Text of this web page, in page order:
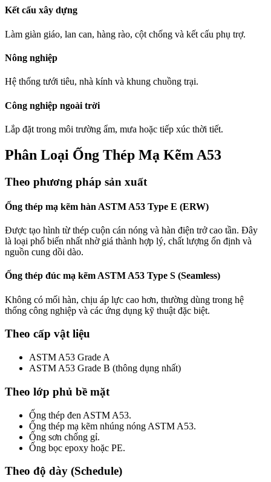
Kết cấu xây dựng
Làm giàn giáo, lan can, hàng rào, cột chống và kết cấu phụ trợ.
Nông nghiệp
Hệ thống tưới tiêu, nhà kính và khung chuồng trại.
Công nghiệp ngoài trời
Lắp đặt trong môi trường ẩm, mưa hoặc tiếp xúc thời tiết.
Phân Loại Ống Thép Mạ Kẽm A53
Theo phương pháp sản xuất
Ống thép mạ kẽm hàn ASTM A53 Type E (ERW)
Được tạo hình từ thép cuộn cán nóng và hàn điện trở cao tần. Đây
là loại phổ biến nhất nhờ giá thành hợp lý, chất lượng ổn định và
nguồn cung dồi dào.
Ống thép đúc mạ kẽm ASTM A53 Type S (Seamless)
Không có mối hàn, chịu áp lực cao hơn, thường dùng trong hệ
thống công nghiệp và các ứng dụng kỹ thuật đặc biệt.
Theo cấp vật liệu
ASTM A53 Grade A
ASTM A53 Grade B (thông dụng nhất)
Theo lớp phủ bề mặt
Ống thép đen ASTM A53.
Ống thép mạ kẽm nhúng nóng ASTM A53.
Ống sơn chống gỉ.
Ống bọc epoxy hoặc PE.
Theo độ dày (Schedule)